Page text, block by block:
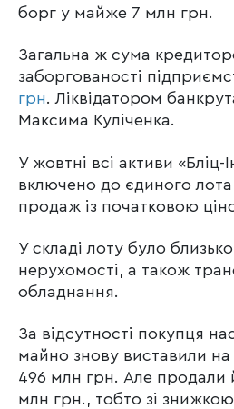
борг у майже 7 млн грн.
Загальна ж сума
заборгованості
грн. Ліквідатором
Максима Куліченка.
У жовтні всі активи
включено до єдиного лота
продаж із початковою
У складі лоту було
нерухомості, а також
обладнання.
За відсутності покупця
майно знову виставили
496 млн грн. Але продали
млн грн., тобто зі знижкою